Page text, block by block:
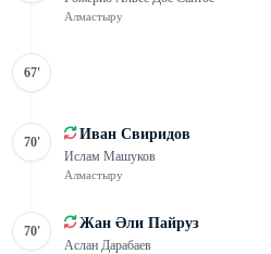
Алмастыру
67'
70' Иван Свиридов
Ислам Машуков
Алмастыру
70' Жан Әли Пайруз
Аслан Дарабаев